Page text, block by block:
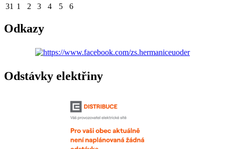
31 1 2 3 4 5 6
Odkazy
Odstávky elektřiny